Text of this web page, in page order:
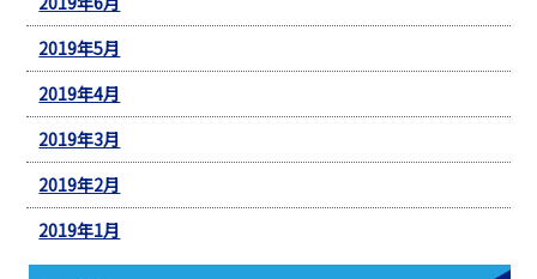
2019年5月
2019年4月
2019年3月
2019年2月
2019年1月